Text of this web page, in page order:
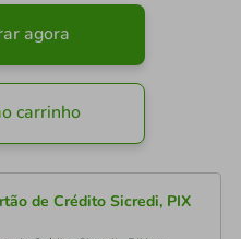
agora
carrinho
de Crédito Sicredi, PIX